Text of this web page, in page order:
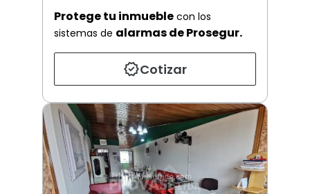
Protege tu inmueble con los
sistemas de alarmas de Prosegur.
Cotizar